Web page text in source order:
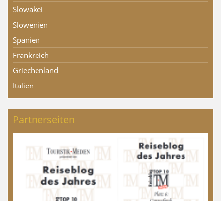
Slowakei
Slowenien
Spanien
Frankreich
Griechenland
Italien
Partnerseiten